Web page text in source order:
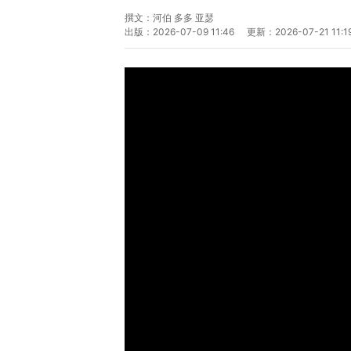
撰文： 河伯 多多 亚瑟
出版： 2026-07-09 11:46 更新： 2026-07-21